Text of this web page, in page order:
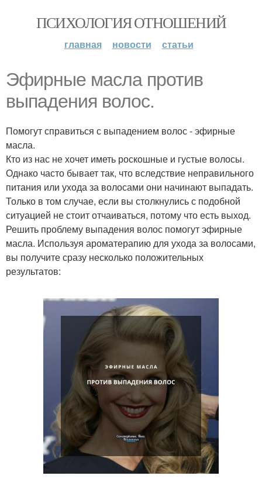
ПСИХОЛОГИЯ ОТНОШЕНИЙ
главная новости статьи
Эфирные масла против
выпадения волос.
Помогут справиться с выпадением волос - эфирные
масла.
Кто из нас не хочет иметь роскошные и густые волосы.
Однако часто бывает так, что вследствие неправильного
питания или ухода за волосами они начинают выпадать.
Только в том случае, если вы столкнулись с подобной
ситуацией не стоит отчаиваться, потому что есть выход.
Решить проблему выпадения волос помогут эфирные
масла. Используя ароматерапию для ухода за волосами,
вы получите сразу несколько положительных
результатов: